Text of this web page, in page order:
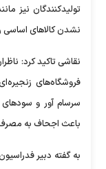
تولیدکنندگان نیز
نشدن کالاهای اساسی
نقاشی تاکید کرد:
فروشگاه‌های
سرسام آور و
باعث اجحاف به مصرف
به گفته دبیر